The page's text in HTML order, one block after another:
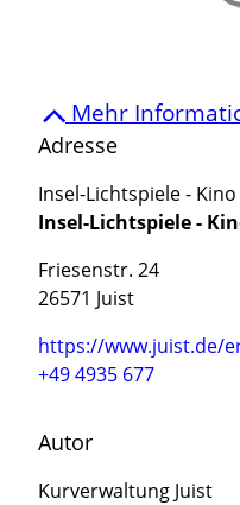
Mehr
Adresse
Insel-Lichtspiele -
Insel-Lichtspiele -
Friesenstr. 24
26571 Juist
https://www.juist.de/
+49 4935 677
Autor
Kurverwaltung Juist